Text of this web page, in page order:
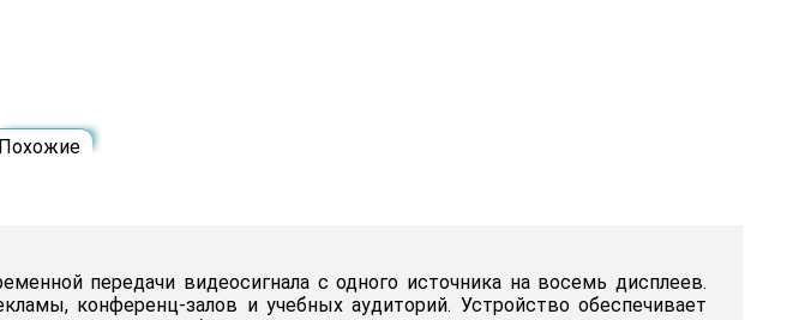
Похожие
передачи видеосигнала с одного источника на восемь дисплеев.
конференц-залов и учебных аудиторий. Устройство обеспечивает